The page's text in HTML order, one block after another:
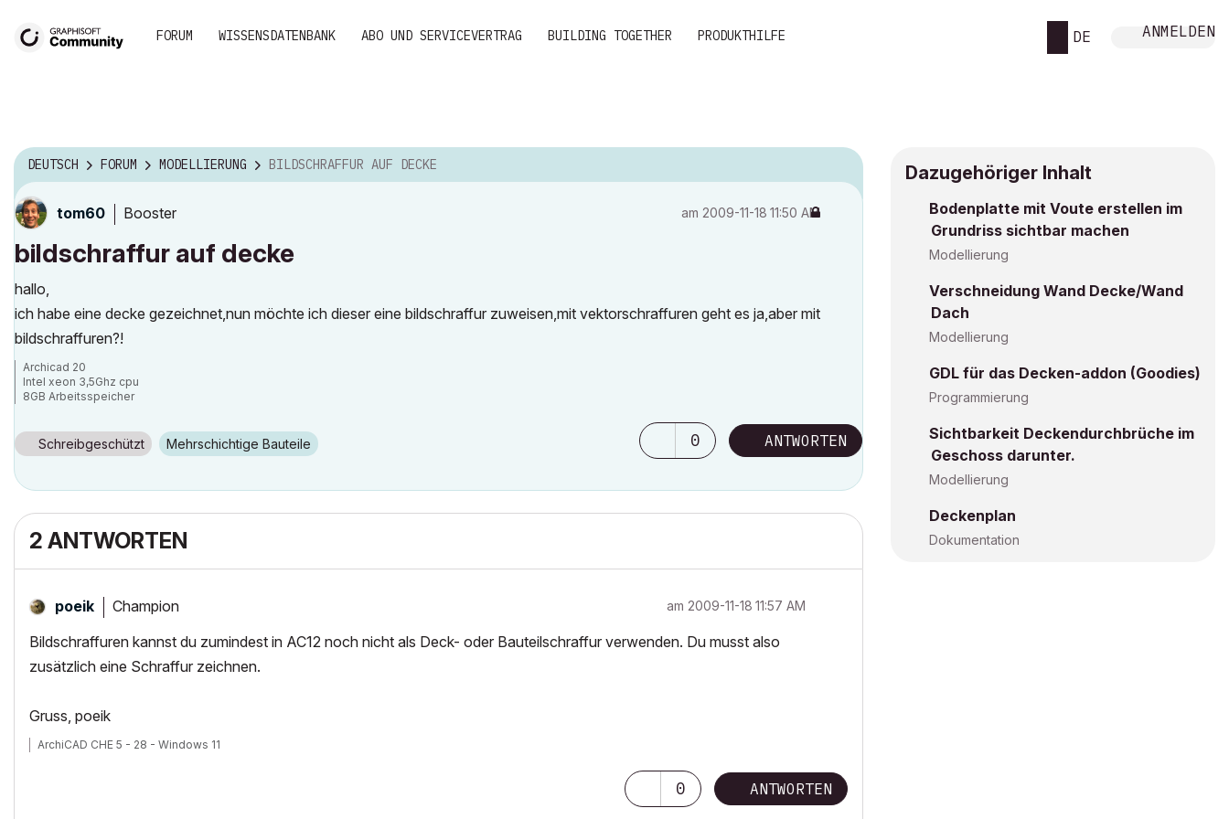
FORUM WISSENSDATENBANK ABO UND SERVICEVERTRAG BUILDING TOGETHER PRODUKTHILFE DE ANMELDEN
DEUTSCH FORUM MODELLIERUNG BILDSCHRAFFUR AUF DECKE
tom60 Booster am ‎2009-11-18 11:50 AM
bildschraffur auf decke
hallo,
ich habe eine decke gezeichnet,nun möchte ich dieser eine bildschraffur zuweisen,mit vektorschraffuren geht es ja,aber mit
bildschraffuren?!
Archicad 20
Intel xeon 3,5Ghz cpu
8GB Arbeitsspeicher
Schreibgeschützt Mehrschichtige Bauteile 0 ANTWORTEN
2 ANTWORTEN
poeik Champion am ‎2009-11-18 11:57 AM
Bildschraffuren kannst du zumindest in AC12 noch nicht als Deck- oder Bauteilschraffur verwenden. Du musst also
zusätzlich eine Schraffur zeichnen.
Gruss, poeik
ArchiCAD CHE 5 - 28 - Windows 11
0 ANTWORTEN
Dazugehöriger Inhalt
Bodenplatte mit Voute erstellen im
Grundriss sichtbar machen
Modellierung
Verschneidung Wand Decke/Wand
Dach
Modellierung
GDL für das Decken-addon (Goodies)
Programmierung
Sichtbarkeit Deckendurchbrüche im
Geschoss darunter.
Modellierung
Deckenplan
Dokumentation